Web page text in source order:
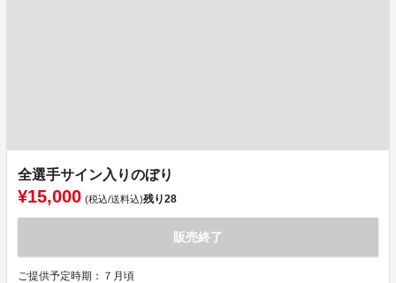
全選手サイン入りのぼり
¥15,000 (税込/送料込)残り28
販売終了
ご提供予定時期：７月頃